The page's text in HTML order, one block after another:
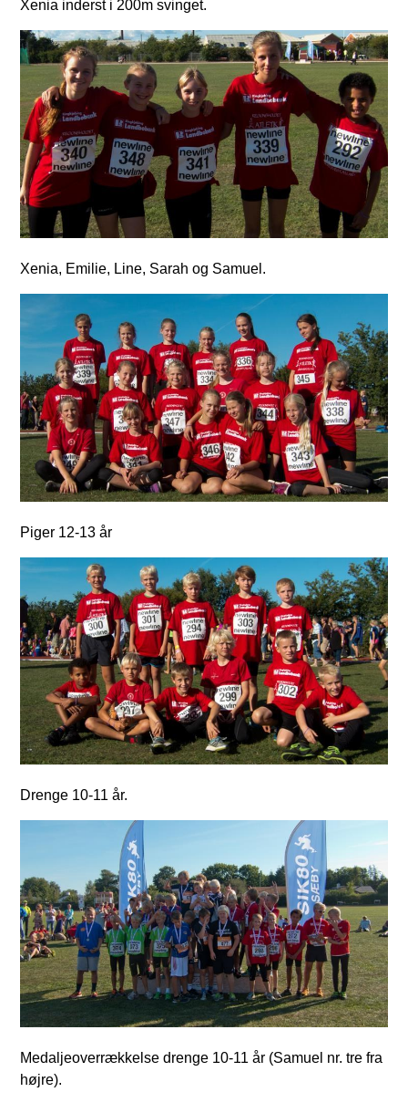
Xenia inderst i 200m svinget.
Xenia, Emilie, Line, Sarah og Samuel.
Piger 12-13 år
Drenge 10-11 år.
Medaljeoverrækkelse drenge 10-11 år (Samuel nr. tre fra
højre).